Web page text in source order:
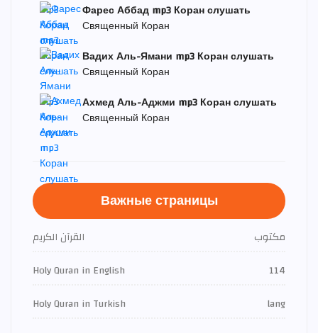
Фарес Аббад mp3 Коран слушать
Священный Коран
Вадих Аль-Ямани mp3 Коран слушать
Священный Коран
Ахмед Аль-Аджми mp3 Коран слушать
Священный Коран
Важные страницы
القرآن الكريم
مكتوب
Holy Quran in English
114
Holy Quran in Turkish
lang